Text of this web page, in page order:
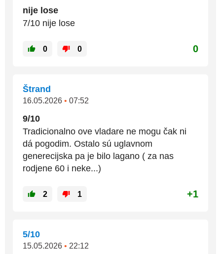
nije lose
7/10 nije lose
0 0 0
Štrand
16.05.2026 • 07:52
9/10
Tradicionalno ove vladare ne mogu čak ni
dá pogodim. Ostalo sú uglavnom
generecijska pa je bilo lagano ( za nas
rodjene 60 i neke...)
2 1 +1
5/10
15.05.2026 • 22:12